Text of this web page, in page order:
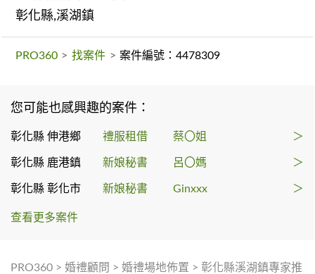
彰化縣,溪湖鎮
PRO360 > 找案件 > 案件編號：4478309
您可能也感興趣的案件：
彰化縣 伸港鄉 禮服租借 蔡〇姐 ＞
彰化縣 鹿港鎮 新娘秘書 呂〇媽 ＞
彰化縣 彰化市 新娘秘書 Ginxxx ＞
查看更多案件
PRO360 > 婚禮顧問 > 婚禮場地佈置 > 彰化縣溪湖鎮專家推